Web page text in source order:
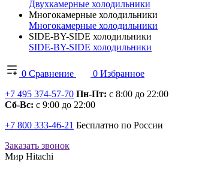
Двухкамерные холодильники
Многокамерные холодильники
Многокамерные холодильники
SIDE-BY-SIDE холодильники
SIDE-BY-SIDE холодильники
0 Сравнение 0 Избранное
+7 495 374-57-70 Пн-Пт: с 8:00 до 22:00
Сб-Вс: с 9:00 до 22:00
+7 800 333-46-21 Бесплатно по России
Заказать звонок
Мир Hitachi